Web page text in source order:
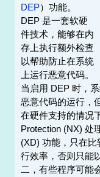
DEP）功能。
DEP 是一套软硬
件技术，能够在内
存上执行额外检查
以帮助防止在系统
上运行恶意代码。
当启用 DEP 时，
恶意代码的运行，
在硬件支持的情况
Protection (NX) 处
(XD) 功能，只在
行效率，否则只能
二，有些程序可能